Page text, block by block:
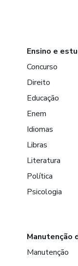
Ensino e
Concurso
Direito
Educação
Enem
Idiomas
Libras
Literatura
Política
Psicologia
Manutenção
Manutenção